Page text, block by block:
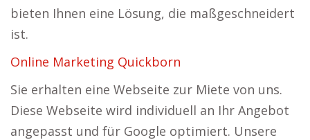
bieten Ihnen eine Lösung, die maßgeschneidert
ist.
Online Marketing Quickborn
Sie erhalten eine Webseite zur Miete von uns.
Diese Webseite wird individuell an Ihr Angebot
angepasst und für Google optimiert. Unsere